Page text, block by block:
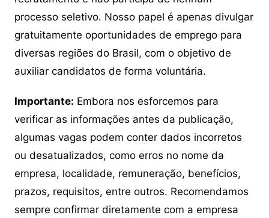
processo seletivo. Nosso papel é apenas divulgar
gratuitamente oportunidades de emprego para
diversas regiões do Brasil, com o objetivo de
auxiliar candidatos de forma voluntária.
Importante: Embora nos esforcemos para
verificar as informações antes da publicação,
algumas vagas podem conter dados incorretos
ou desatualizados, como erros no nome da
empresa, localidade, remuneração, benefícios,
prazos, requisitos, entre outros. Recomendamos
sempre confirmar diretamente com a empresa